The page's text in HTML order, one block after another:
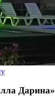
Дарина»